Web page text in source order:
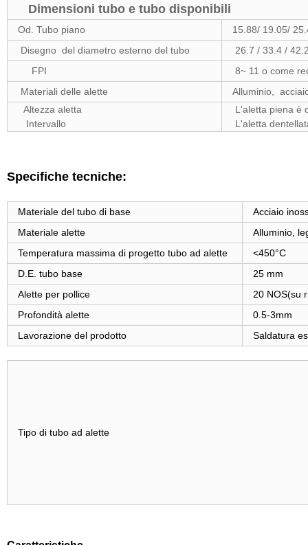
Dimensioni tubo e tubo disponibili
Od. Tubo piano
15.88/ 19.05/
Disegno del diametro esterno del tubo
26.7 / 33.4 /
FPI
8~ 11 o come
Materiali delle alette
Alluminio,
Altezza aletta
Intervallo
L'aletta piena è
L'aletta
Specifiche tecniche:
Materiale del tubo di base
Acciaio
Materiale alette
Alluminio,
Temperatura massima di progetto tubo ad alette
<450°C
D.E. tubo base
25 mm
Alette per pollice
20 NOS(su
Profondità alette
0.5-3mm
Lavorazione del prodotto
Saldatura
Tipo di tubo ad alette